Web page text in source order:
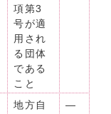
項第3
号が適
用され
る団体
である
こと
地方自
―